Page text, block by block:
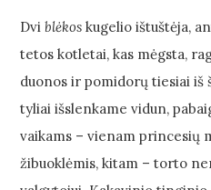
Dviblėkos kugelio ištuštėja,
tetos kotletai, kas mėgsta,
duonos ir pomidorų tiesiai iš
tyliai išslenkame vidun,
vaikams – vienam princesių
žibuoklėmis, kitam – torto